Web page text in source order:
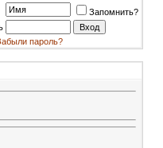
Запомнить?
пароль?